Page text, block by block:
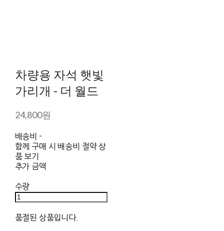
차량용 자석 햇빛
가리개 - 더 월드
24,800원
배송비 -
함께 구매 시 배송비 절약 상
품 보기
추가 금액
수량
품절된 상품입니다.